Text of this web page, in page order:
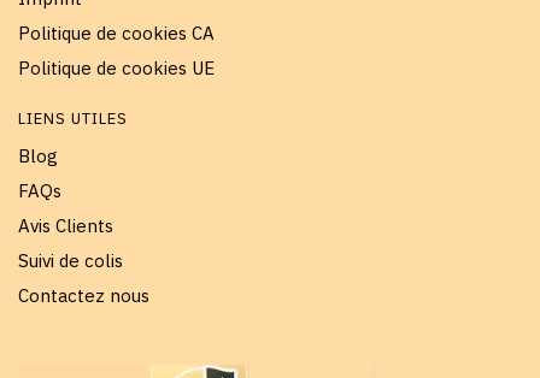
Politique de cookies CA
Politique de cookies UE
LIENS UTILES
Blog
FAQs
Avis Clients
Suivi de colis
Contactez nous